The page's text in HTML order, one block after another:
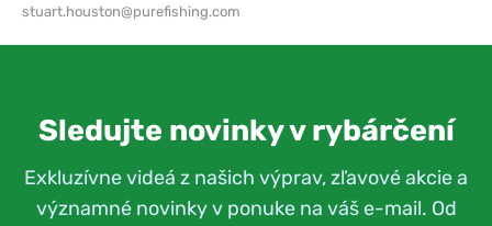
stuart.houston@purefishing.com
Sledujte novinky v rybárčení
Exkluzívne videá z našich výprav, zľavové akcie a
významné novinky v ponuke na váš e-mail. Od